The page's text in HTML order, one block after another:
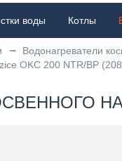
воды Котлы
Водонагреватели
OKC 200 NTR/BP